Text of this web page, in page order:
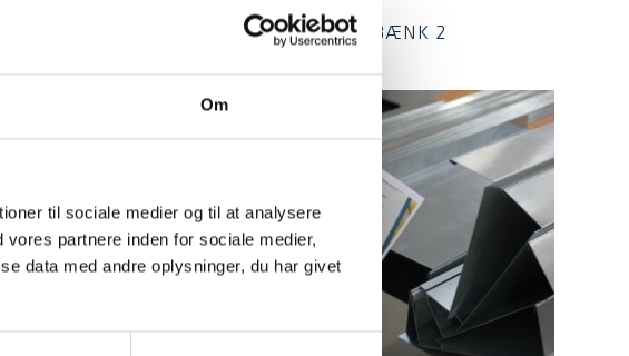
Om
til sociale medier og til at analysere
partnere inden for sociale medier,
data med andre oplysninger, du har givet
SÅLBÆNK 2